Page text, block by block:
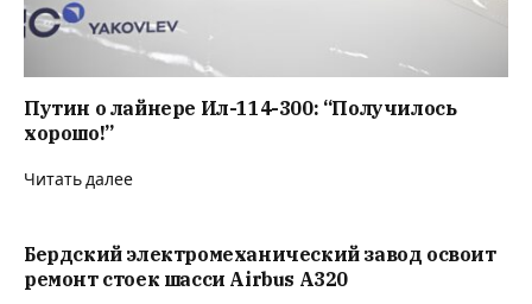
Путин о лайнере Ил-114-300: “Получилось
хорошо!”
Читать далее
Бердский электромеханический завод освоит
ремонт стоек шасси Airbus A320